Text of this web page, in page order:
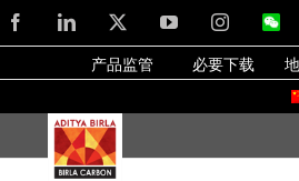
Skip
to
content
FacebookLinkedIn YouTubeInstagram
产品监管 必要下载